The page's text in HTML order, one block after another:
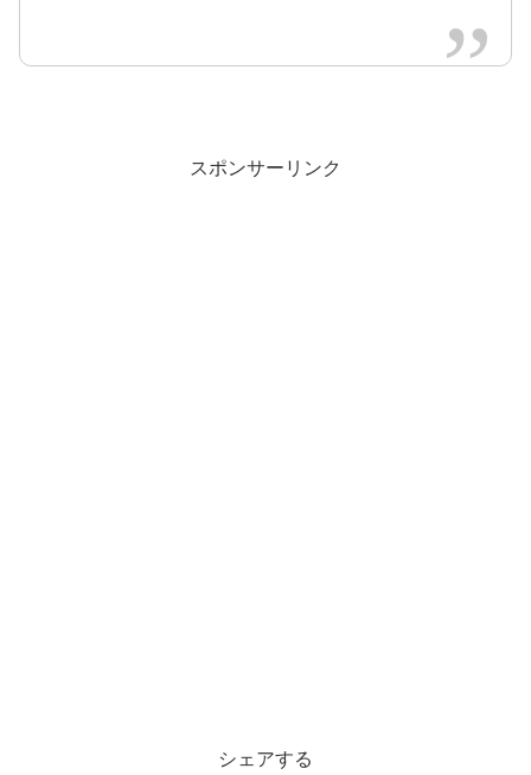
スポンサーリンク
シェアする